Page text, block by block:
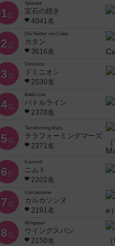
1位
Splendor
宝石の煌き
4041名
2位
Die Siedler von Catan
カタン
3616名
3位
Dominion
ドミニオン
2530名
4位
Battle Line
バトルライン
2378名
5位
Terraforming Mars
テラフォーミングマーズ
2371名
6位
6 nimmt!
ニムト
2202名
7位
Carcassonne
カルカソンヌ
2191名
8位
Wingspan
ウイングスパン
2150名